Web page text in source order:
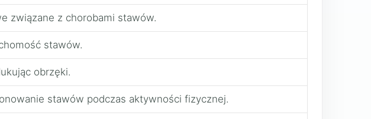
związane z chorobami stawów.
stawów.
obrzęki.
stawów podczas aktywności fizycznej.